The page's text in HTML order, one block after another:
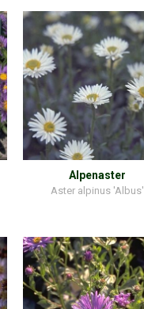
Alpenaster
Aster alpinus 'Albus'